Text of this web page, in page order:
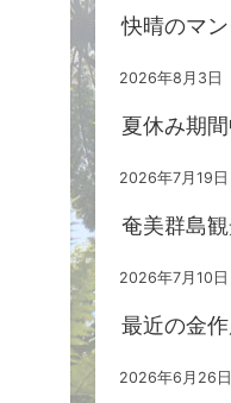
快晴のマ
2026年8月3日
夏休み期
2026年7月19日
奄美群島
2026年7月10日
最近の金
2026年6月26日